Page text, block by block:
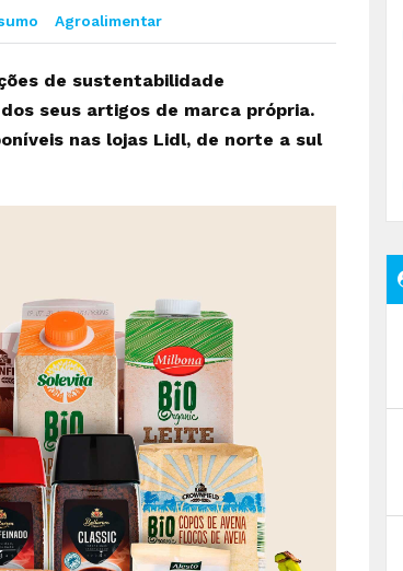
Agroalimentar
de sustentabilidade
seus artigos de marca própria.
nas lojas Lidl, de norte a sul